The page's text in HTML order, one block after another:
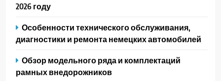
2026 году
Особенности технического обслуживания,
диагностики и ремонта немецких автомобилей
Обзор модельного ряда и комплектаций
рамных внедорожников